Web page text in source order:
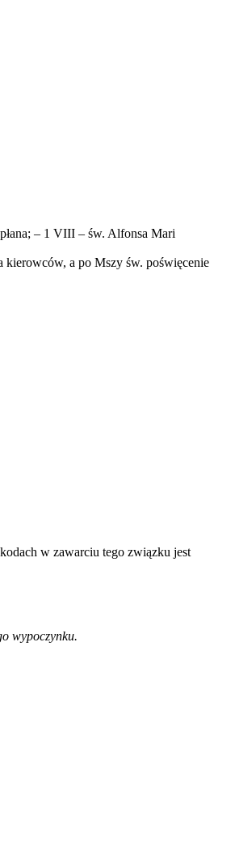
– 1 VIII – św. Alfonsa Mari
kierowców, a po Mszy św. poświęcenie
w zawarciu tego związku jest
wypoczynku.